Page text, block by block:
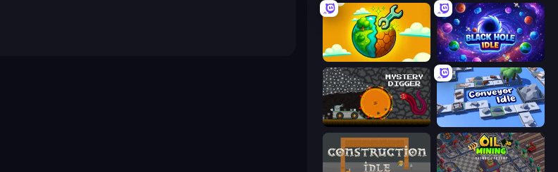
Land Explorers: Merge & Build Black Hole Idle
Mystery Digger Conveyor Idle